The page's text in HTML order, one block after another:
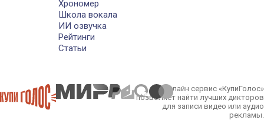
Хрономер
Школа вокала
ИИ озвучка
Рейтинги
Статьи
Онлайн сервис «КупиГолос»
позволяет найти лучших дикторов
для записи видео или аудио
рекламы.